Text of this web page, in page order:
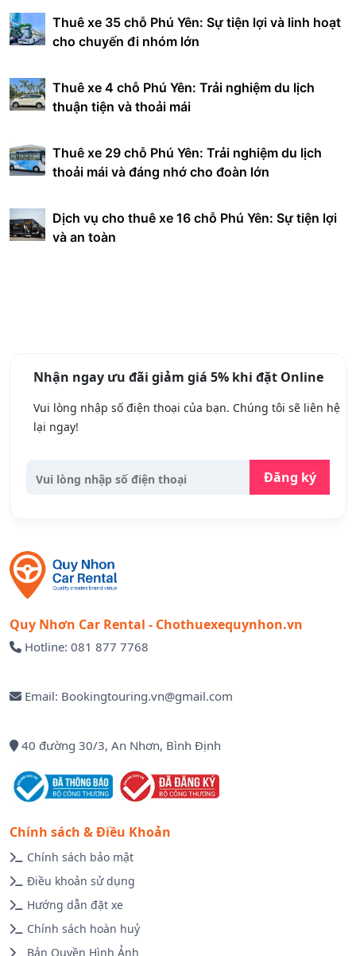
Thuê xe 35 chỗ Phú Yên: Sự tiện lợi và linh hoạt
cho chuyến đi nhóm lớn
Thuê xe 4 chỗ Phú Yên: Trải nghiệm du lịch
thuận tiện và thoải mái
Thuê xe 29 chỗ Phú Yên: Trải nghiệm du lịch
thoải mái và đáng nhớ cho đoàn lớn
Dịch vụ cho thuê xe 16 chỗ Phú Yên: Sự tiện lợi
và an toàn
Nhận ngay ưu đãi giảm giá 5% khi đặt Online
Vui lòng nhập số điện thoại của bạn. Chúng tôi sẽ liên hệ
lại ngay!
Đăng ký
Quy Nhơn Car Rental - Chothuexequynhon.vn
Hotline: 081 877 7768
Email: Bookingtouring.vn@gmail.com
40 đường 30/3, An Nhơn, Bình Định
Chính sách & Điều Khoản
Chính sách bảo mật
Điều khoản sử dụng
Hướng dẫn đặt xe
Chính sách hoàn huỷ
Bản Quyền Hình Ảnh